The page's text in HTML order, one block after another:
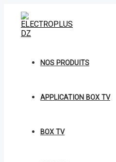
contenu
NOS PRODUITS
APPLICATION BOX TV
BOX TV
FICHE
quantity